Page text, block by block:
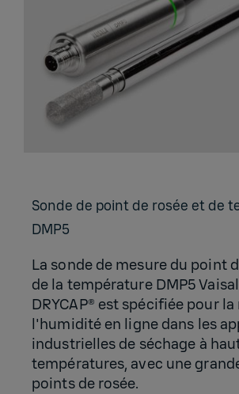
Sonde de point de rosée et de
DMP5
La sonde de mesure du point
de la température DMP5
DRYCAP® est spécifiée pour
l'humidité en ligne dans les
industrielles de séchage à
températures, avec une
points de rosée.